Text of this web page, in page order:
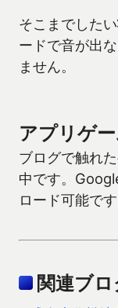
そこまでした
ードで音が出
ません。
アプリゲ
ブログで触れ
中です。
ロード可能です
関連ブ